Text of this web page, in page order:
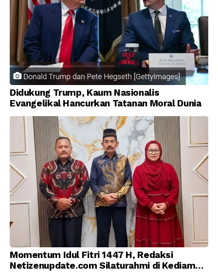
Didukung Trump, Kaum Nasionalis
Evangelikal Hancurkan Tatanan Moral Dunia
Momentum Idul Fitri 1447 H, Redaksi
Netizenupdate.com Silaturahmi di Kediaman